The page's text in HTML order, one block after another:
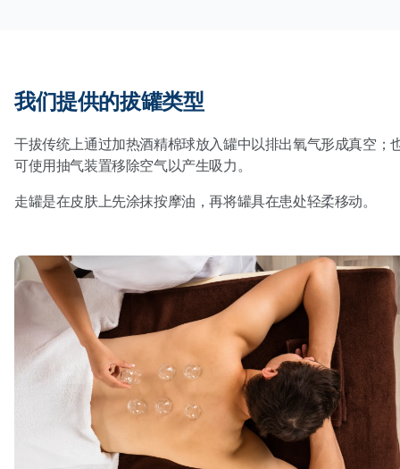
我们提供的拔罐类型
干拔传统上通过加热酒精棉球放入罐中以排出氧气形成真空；
可使用抽气装置移除空气以产生吸力。
走罐是在皮肤上先涂抹按摩油，再将罐具在患处轻柔移动。